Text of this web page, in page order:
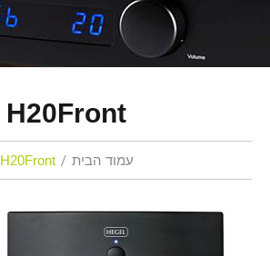
H20Front
עמוד הבית H20Front